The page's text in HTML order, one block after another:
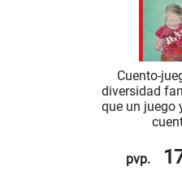
Cuento-
diversidad
que un juego
pvp.